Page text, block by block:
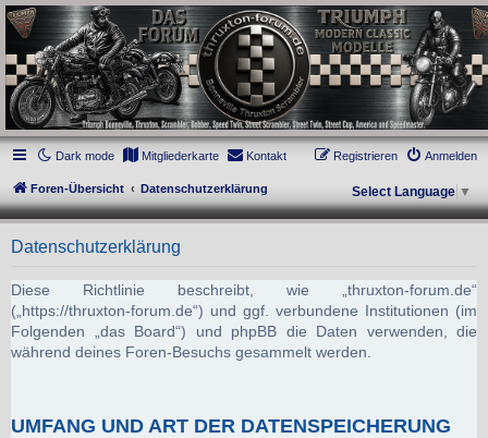
thruxton-forum.de
DAS FORUM! Alles rund um die Triumph Modern Classic Modelle. Das Forum für
die New Bonneville Baureihen ab BJ 2001. Triumph Bonneville, Thruxton,
Scrambler, Bobber, Speed Twin, Street Scrambler, Street Twin, Street Cup, America
und Speedmaster.
Dark mode
Mitgliederkarte Kontakt Anmelden
Registrieren
Foren-Übersicht Datenschutzerklärung Select Language ▼
Datenschutzerklärung
Diese Richtlinie beschreibt, wie „thruxton-forum.de“
(„https://thruxton-forum.de“) und ggf. verbundene Institutionen (im
Folgenden „das Board“) und phpBB die Daten verwenden, die
während deines Foren-Besuchs gesammelt werden.
UMFANG UND ART DER DATENSPEICHERUNG